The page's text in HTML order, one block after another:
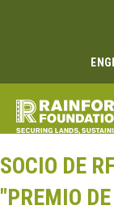
SOCIO DE
"PREMIO